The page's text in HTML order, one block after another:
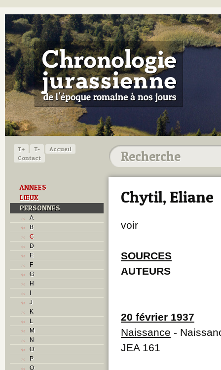
T+ T-
Accueil
Contact
ANNEES
LIEUX
PERSONNES
A
B
C
D
E
F
G
H
I
J
K
L
M
N
O
P
Q
Chytil, Eliane
voir
SOURCES
AUTEURS
20 février 1937
Naissance -
JEA 161